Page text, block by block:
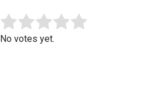
Rate this item:
No votes yet.